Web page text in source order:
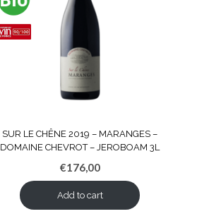
SUR LE CHÊNE 2019 – MARANGES –
DOMAINE CHEVROT – JEROBOAM 3L
€176,00
Add to cart